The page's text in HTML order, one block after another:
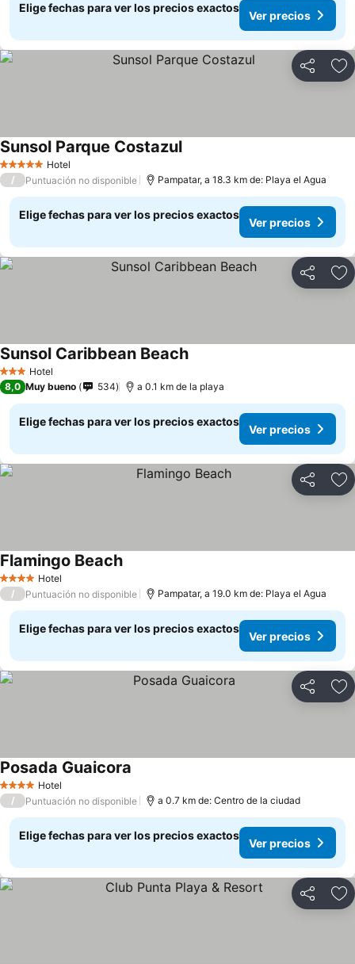
Elige fechas para ver los precios exactos
Ver precios
Compartir
5 Estrellas Hotel
Sunsol Parque Costazul
/ Puntuación no disponible Pampatar, a 18.3 km de: Playa el Agua
Elige fechas para ver los precios exactos
Ver precios
Compartir
3 Estrellas
Hotel
Sunsol Caribbean Beach
8,0 Muy bueno 534 a 0.1 km de la playa
Elige fechas para ver los precios exactos
Ver precios
Compartir
4 EstrellasHotel
Flamingo Beach
/ Puntuación no disponible Pampatar, a 19.0 km de: Playa el Agua
Elige fechas para ver los precios exactos
Ver precios
Compartir
4 EstrellasHotel
Posada Guaicora
/ Puntuación no disponible a 0.7 km de: Centro de la ciudad
Elige fechas para ver los precios exactos
Ver precios
Compartir